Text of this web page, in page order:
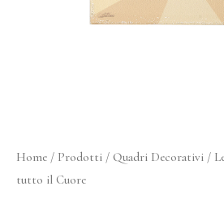
Home / Prodotti / Quadri Decorativi /
tutto il Cuore